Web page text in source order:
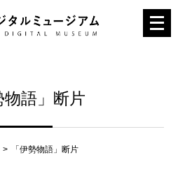
メ
ニ
物語」断片
「伊勢物語」断片